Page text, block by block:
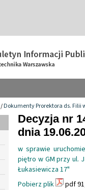
/Dokumenty Prorektora ds. Filii
Decyzja nr
dnia
w sprawie
piętro w GM przy ul.
Łukasiewicza 17"
Pobierz plik
pdf